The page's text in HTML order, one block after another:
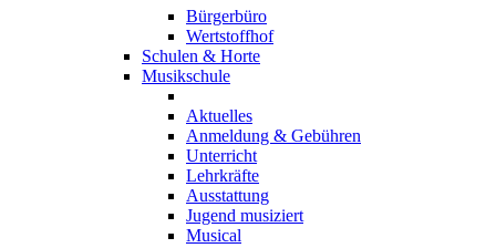
Bürgerbüro
Wertstoffhof
Schulen & Horte
Musikschule
Aktuelles
Anmeldung & Gebühren
Unterricht
Lehrkräfte
Ausstattung
Jugend musiziert
Musical